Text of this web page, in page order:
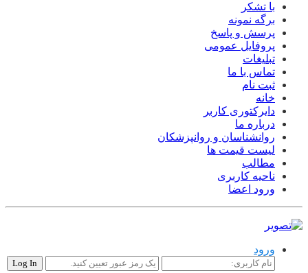
با تشکر
برگه نمونه
پرسش و پاسخ
پروفایل عمومی
تبلیغات
تماس با ما
ثبت نام
خانه
دایرکتوری کاربر
درباره ما
روانشناسان و روانپزشکان
لیست قیمت ها
مطالب
ناحیه کاربری
ورود اعضا
ورود